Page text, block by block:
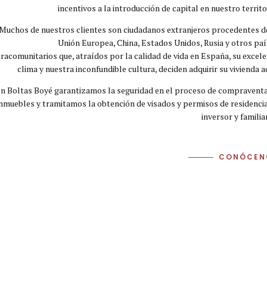
incentivos a la introducción de capital en nuestro
de nuestros clientes son ciudadanos extranjeros procedentes
Unión Europea, China, Estados Unidos, Rusia y otros
que, atraídos por la calidad de vida en España, su
clima y nuestra inconfundible cultura, deciden adquirir su vivienda
Boltas Boyé garantizamos la seguridad en el proceso de
y tramitamos la obtención de visados y permisos de
inversor y